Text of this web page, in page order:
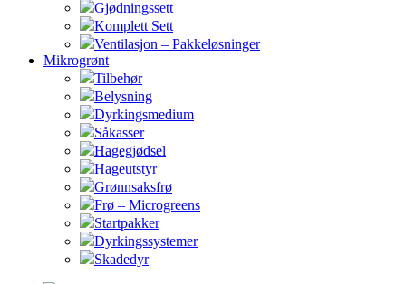
Gjødningssett
Komplett Sett
Ventilasjon – Pakkeløsninger
Mikrogrønt
Tilbehør
Belysning
Dyrkingsmedium
Såkasser
Hagegjødsel
Hageutstyr
Grønnsaksfrø
Frø – Microgreens
Startpakker
Dyrkingssystemer
Skadedyr